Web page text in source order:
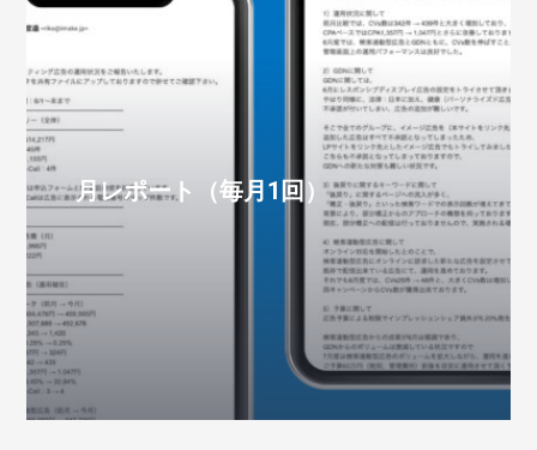
月レポート（毎月1回）